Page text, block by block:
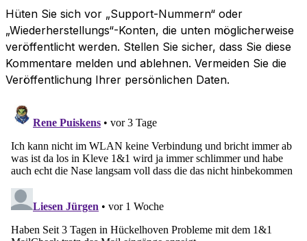
Hüten Sie sich vor „Support-Nummern“ oder
„Wiederherstellungs“-Konten, die unten möglicherweise
veröffentlicht werden. Stellen Sie sicher, dass Sie diese
Kommentare melden und ablehnen. Vermeiden Sie die
Veröffentlichung Ihrer persönlichen Daten.